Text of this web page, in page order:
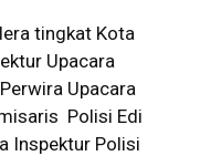
tingkat Kota
Upacara
Upacara
Polisi Edi
Inspektur Polisi